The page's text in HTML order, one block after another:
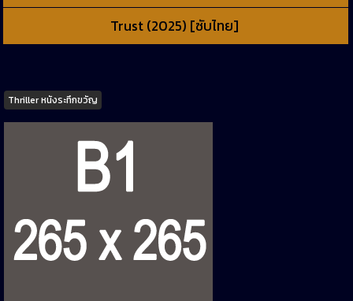
Trust (2025) [ซับไทย]
Tags
Thriller หนังระทึกขวัญ